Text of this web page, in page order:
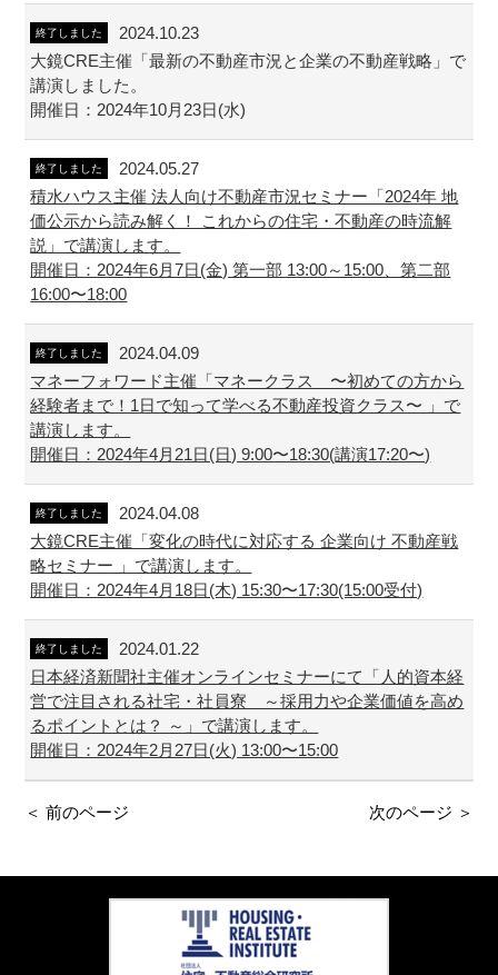
終了しました
2024.10.23
大鏡CRE主催「最新の不動産市況と企業の不動産戦略」で
講演しました。
開催日：2024年10月23日(水)
終了しました
2024.05.27
積水ハウス主催 法人向け不動産市況セミナー「2024年 地
価公示から読み解く！ これからの住宅・不動産の時流解
説」で講演します。
開催日：2024年6月7日(金) 第一部 13:00～15:00、第二部
16:00〜18:00
終了しました
2024.04.09
マネーフォワード主催「マネークラス 〜初めての方から
経験者まで！1日で知って学べる不動産投資クラス〜 」で
講演します。
開催日：2024年4月21日(日) 9:00〜18:30(講演17:20〜)
終了しました
2024.04.08
大鏡CRE主催「変化の時代に対応する 企業向け 不動産戦
略セミナー 」で講演します。
開催日：2024年4月18日(木) 15:30〜17:30(15:00受付)
終了しました
2024.01.22
日本経済新聞社主催オンラインセミナーにて「人的資本経
営で注目される社宅・社員寮 ～採用力や企業価値を高め
るポイントとは？ ～」で講演します。
開催日：2024年2月27日(火) 13:00〜15:00
＜ 前のページ 次のページ ＞